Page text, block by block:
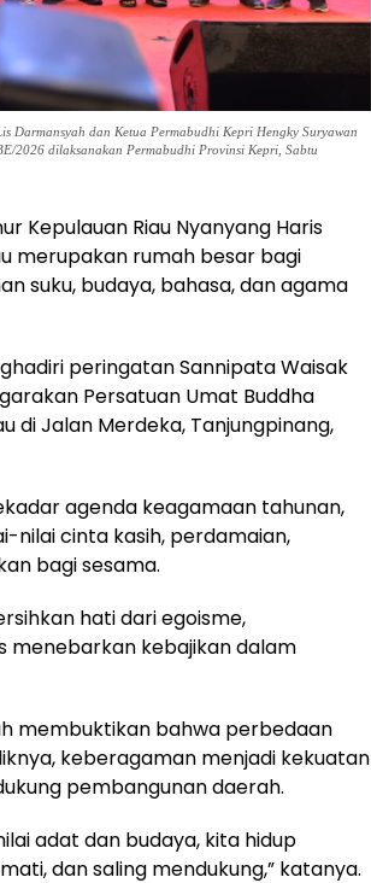
Darmansyah dan Ketua Permabudhi Kepri Hengky Suryawan
2026 dilaksanakan Permabudhi Provinsi Kepri, Sabtu
Kepulauan Riau Nyanyang Haris
merupakan rumah besar bagi
suku, budaya, bahasa, dan agama
peringatan Sannipata Waisak
Persatuan Umat Buddha
di Jalan Merdeka, Tanjungpinang,
agenda keagamaan tahunan,
nilai cinta kasih, perdamaian,
bagi sesama.
hati dari egoisme,
menebarkan kebajikan dalam
membuktikan bahwa perbedaan
keberagaman menjadi kekuatan
pembangunan daerah.
adat dan budaya, kita hidup
dan saling mendukung,” katanya.